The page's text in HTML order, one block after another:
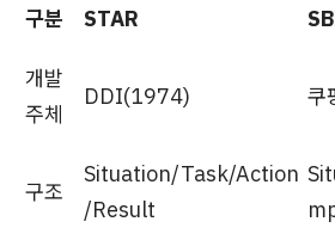
구분 STAR
개발
주체
DDI(1974) 쿠
구조
Situation/Task/Action
/Result